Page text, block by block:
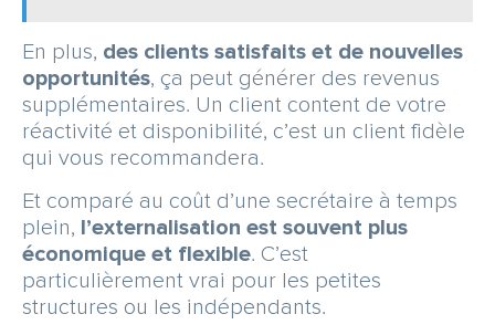
En plus, des clients satisfaits et de nouvelles
opportunités, ça peut générer des revenus
supplémentaires. Un client content de votre
réactivité et disponibilité, c’est un client fidèle
qui vous recommandera.
Et comparé au coût d’une secrétaire à temps
plein, l’externalisation est souvent plus
économique et flexible. C’est
particulièrement vrai pour les petites
structures ou les indépendants.